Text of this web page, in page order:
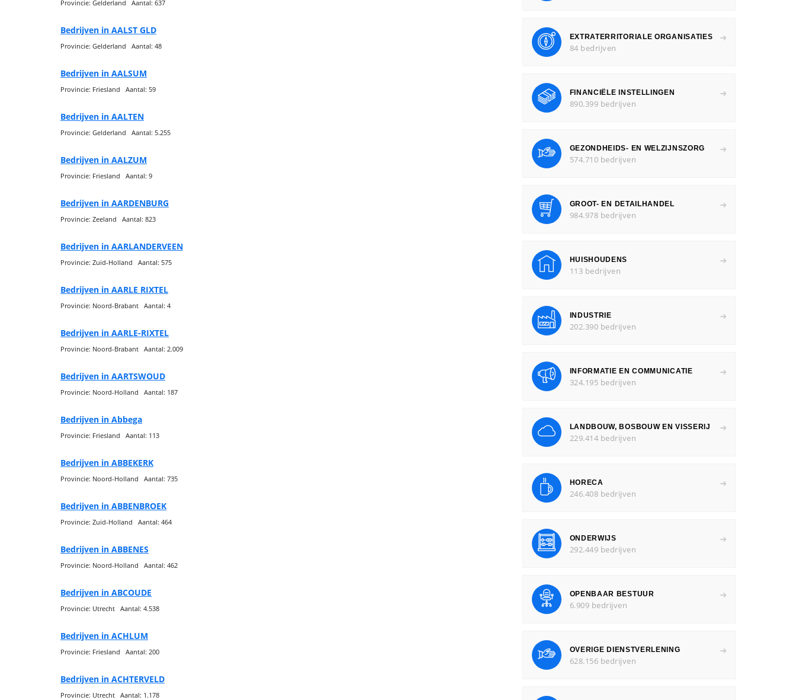
Provincie: Gelderland Aantal: 637
Bedrijven in AALST GLD
Provincie: Gelderland Aantal: 48
Bedrijven in AALSUM
Provincie: Friesland Aantal: 59
Bedrijven in AALTEN
Provincie: Gelderland Aantal: 5.255
Bedrijven in AALZUM
Provincie: Friesland Aantal: 9
Bedrijven in AARDENBURG
Provincie: Zeeland Aantal: 823
Bedrijven in AARLANDERVEEN
Provincie: Zuid-Holland Aantal: 575
Bedrijven in AARLE RIXTEL
Provincie: Noord-Brabant Aantal: 4
Bedrijven in AARLE-RIXTEL
Provincie: Noord-Brabant Aantal: 2.009
Bedrijven in AARTSWOUD
Provincie: Noord-Holland Aantal: 187
Bedrijven in Abbega
Provincie: Friesland Aantal: 113
Bedrijven in ABBEKERK
Provincie: Noord-Holland Aantal: 735
Bedrijven in ABBENBROEK
Provincie: Zuid-Holland Aantal: 464
Bedrijven in ABBENES
Provincie: Noord-Holland Aantal: 462
Bedrijven in ABCOUDE
Provincie: Utrecht Aantal: 4.538
Bedrijven in ACHLUM
Provincie: Friesland Aantal: 200
Bedrijven in ACHTERVELD
Provincie: Utrecht Aantal: 1.178
EXTRATERRITORIALE ORGANISATIES
84 bedrijven
FINANCIËLE INSTELLINGEN
890.399 bedrijven
GEZONDHEIDS- EN WELZIJNSZORG
574.710 bedrijven
GROOT- EN DETAILHANDEL
984.978 bedrijven
HUISHOUDENS
113 bedrijven
INDUSTRIE
202.390 bedrijven
INFORMATIE EN COMMUNICATIE
324.195 bedrijven
LANDBOUW, BOSBOUW EN VISSERIJ
229.414 bedrijven
HORECA
246.408 bedrijven
ONDERWIJS
292.449 bedrijven
OPENBAAR BESTUUR
6.909 bedrijven
OVERIGE DIENSTVERLENING
628.156 bedrijven